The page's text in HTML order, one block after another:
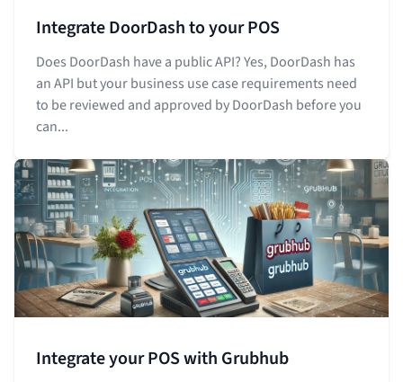
Integrate DoorDash to your POS
Does DoorDash have a public API? Yes, DoorDash has
an API but your business use case requirements need
to be reviewed and approved by DoorDash before you
can...
Integrate your POS with Grubhub